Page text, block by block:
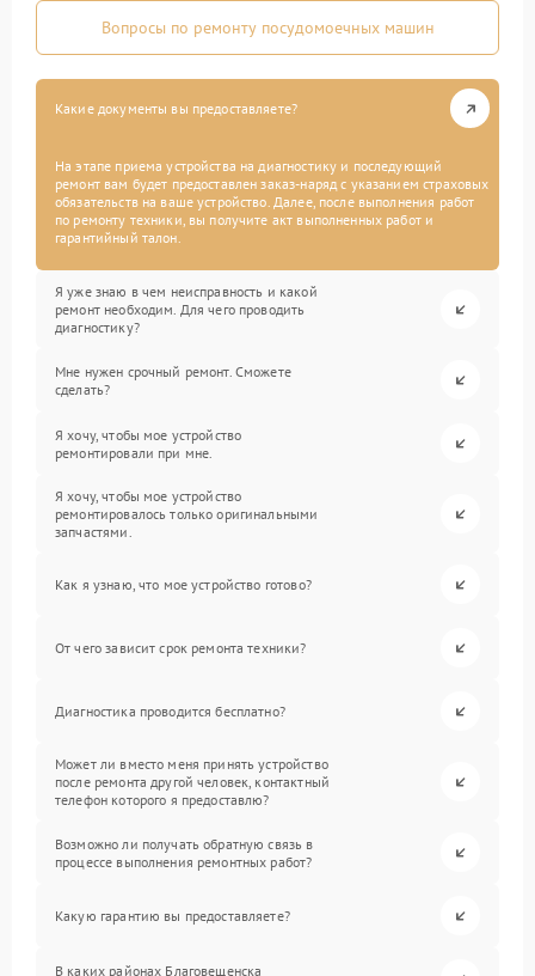
Вопросы по ремонту посудомоечных машин
Какие документы вы предоставляете?
На этапе приема устройства на диагностику и последующий
ремонт вам будет предоставлен заказ-наряд с указанием страховых
обязательств на ваше устройство. Далее, после выполнения работ
по ремонту техники, вы получите акт выполненных работ и
гарантийный талон.
Я уже знаю в чем неисправность и какой
ремонт необходим. Для чего проводить
диагностику?
Мне нужен срочный ремонт. Сможете
сделать?
Я хочу, чтобы мое устройство
ремонтировали при мне.
Я хочу, чтобы мое устройство
ремонтировалось только оригинальными
запчастями.
Как я узнаю, что мое устройство готово?
От чего зависит срок ремонта техники?
Диагностика проводится бесплатно?
Может ли вместо меня принять устройство
после ремонта другой человек, контактный
телефон которого я предоставлю?
Возможно ли получать обратную связь в
процессе выполнения ремонтных работ?
Какую гарантию вы предоставляете?
В каких районах Благовещенска